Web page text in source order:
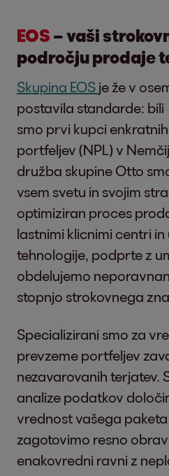
EOS – vaši
področju prodaje
Skupina EOS je že v
postavila standarde: bili
smo prvi kupci
portfeljev (NPL) v
družba skupine Otto
vsem svetu in svojim
optimiziran proces
lastnimi klicnimi centri
tehnologije, podprte z
obdelujemo
stopnjo strokovnega
Specializirani smo za
prevzeme portfeljev
nezavarovanih terjatev.
analize podatkov
vrednost vašega
zagotovimo resno
enakovredni ravni z